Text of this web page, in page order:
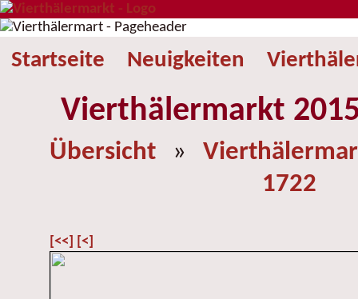
Startseite Neuigkeiten
Vierthälermarkt
Übersicht »
1722
[<<] [<]